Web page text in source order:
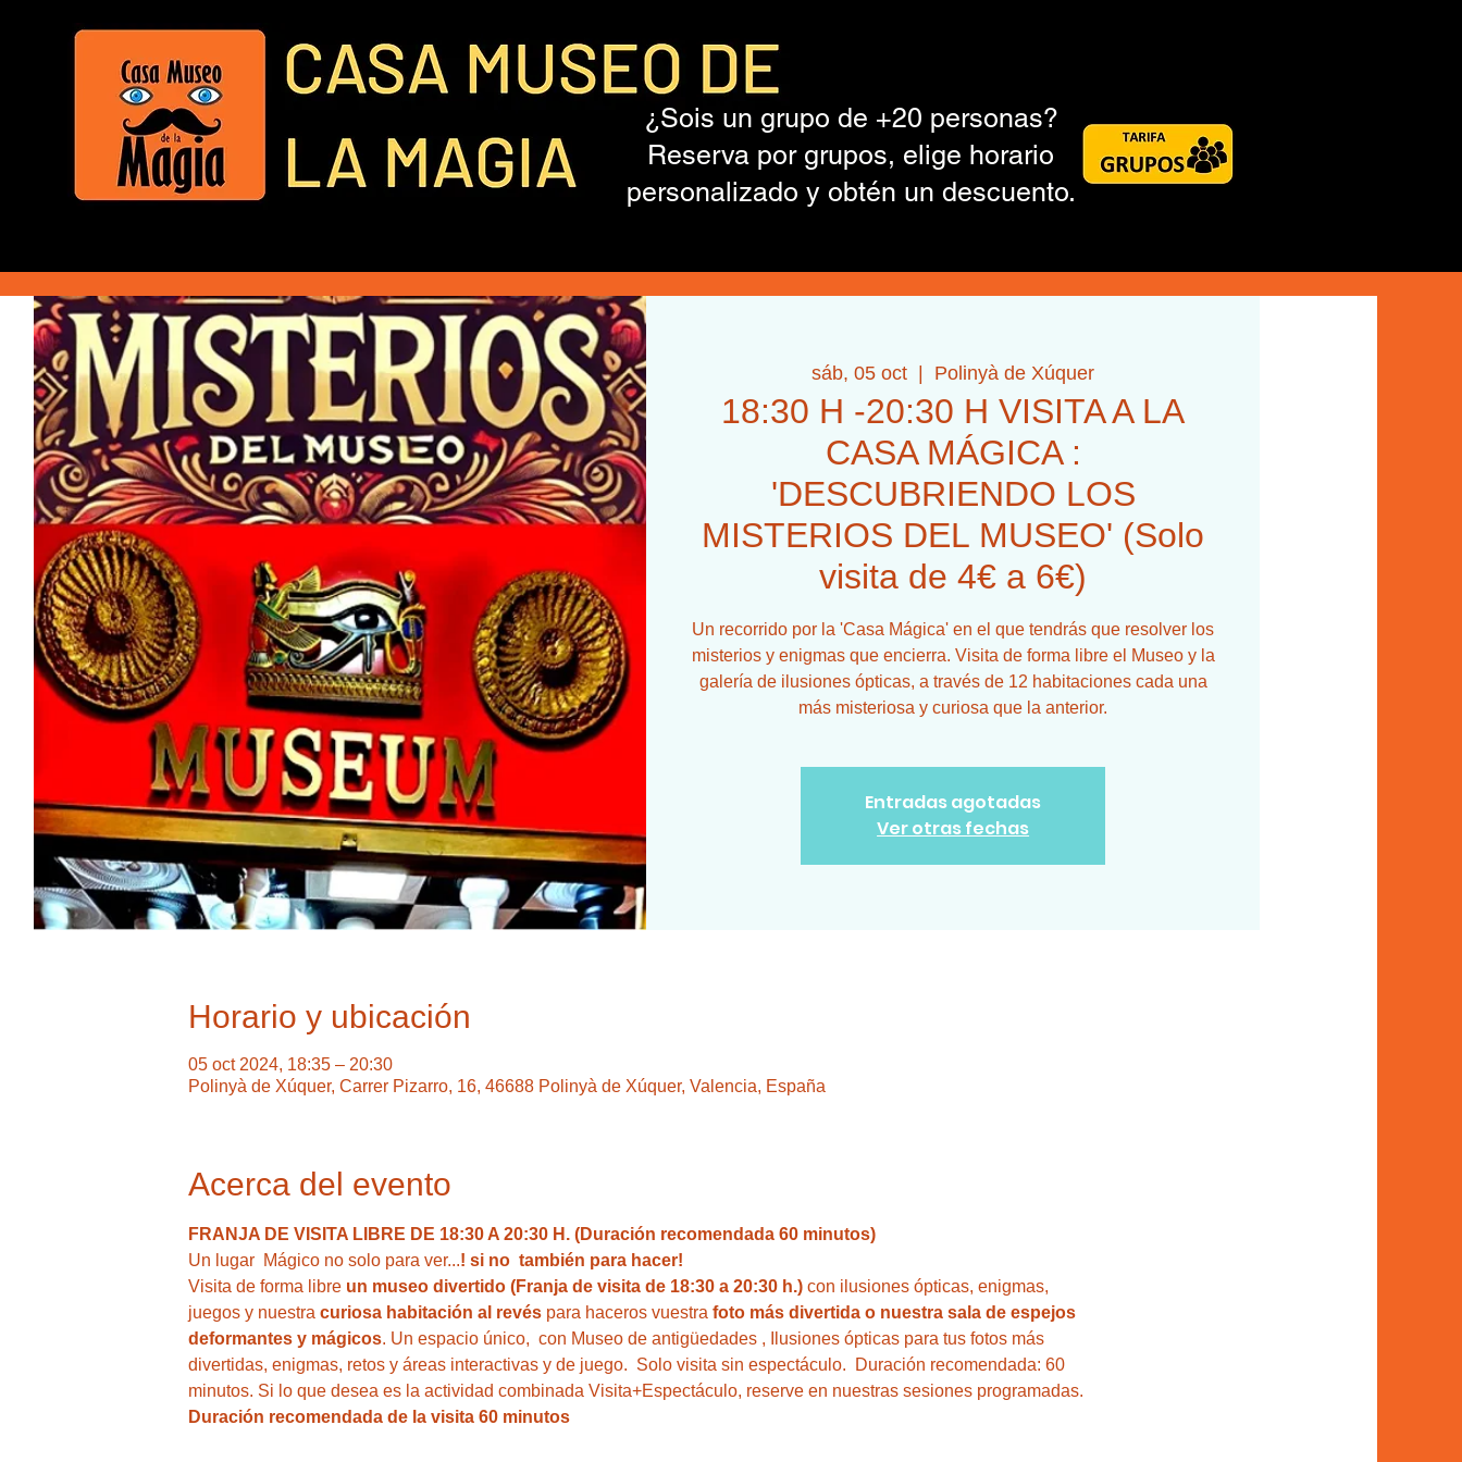
¿Sois un grupo de +20 personas?
Reserva por grupos, elige horario
personalizado y obtén un descuento.
sáb, 05 oct Polinyà de Xúquer
18:30 H -20:30 H VISITA A LA
CASA MÁGICA :
'DESCUBRIENDO LOS
MISTERIOS DEL MUSEO' (Solo
visita de 4€ a 6€)
Un recorrido por la 'Casa Mágica' en el que tendrás que resolver los
misterios y enigmas que encierra. Visita de forma libre el Museo y la
galería de ilusiones ópticas, a través de 12 habitaciones cada una
más misteriosa y curiosa que la anterior.
Entradas agotadas
Ver otras fechas
Horario y ubicación
05 oct 2024, 18:35 – 20:30
Polinyà de Xúquer, Carrer Pizarro, 16, 46688 Polinyà de Xúquer, Valencia, España
Acerca del evento
FRANJA DE VISITA LIBRE DE 18:30 A 20:30 H. (Duración recomendada 60 minutos)
Un lugar  Mágico no solo para ver...! si no  también para hacer!
Visita de forma libre un museo divertido (Franja de visita de 18:30 a 20:30 h.) con ilusiones ópticas, enigmas,
juegos y nuestra curiosa habitación al revés para haceros vuestra foto más divertida o nuestra sala de espejos
deformantes y mágicos. Un espacio único,  con Museo de antigüedades , Ilusiones ópticas para tus fotos más
divertidas, enigmas, retos y áreas interactivas y de juego.  Solo visita sin espectáculo.  Duración recomendada: 60
minutos. Si lo que desea es la actividad combinada Visita+Espectáculo, reserve en nuestras sesiones programadas.
Duración recomendada de la visita 60 minutos